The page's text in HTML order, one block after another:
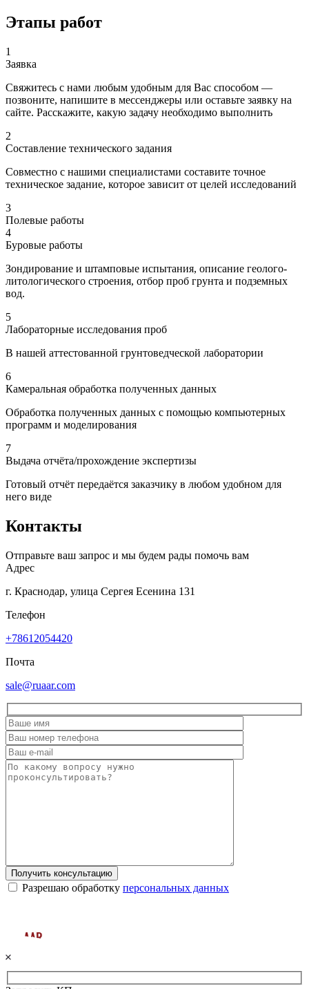
Этапы работ
1
Заявка
Свяжитесь с нами любым удобным для Вас способом —
позвоните, напишите в мессенджеры или оставьте заявку на
сайте. Расскажите, какую задачу необходимо выполнить
2
Составление технического задания
Совместно с нашими специалистами составите точное
техническое задание, которое зависит от целей исследований
3
Полевые работы
4
Буровые работы
Зондирование и штамповые испытания, описание геолого-
литологического строения, отбор проб грунта и подземных
вод.
5
Лабораторные исследования проб
В нашей аттестованной грунтоведческой лаборатории
6
Камеральная обработка полученных данных
Обработка полученных данных с помощью компьютерных
программ и моделирования
7
Выдача отчёта/прохождение экспертизы
Готовый отчёт передаётся заказчику в любом удобном для
него виде
Контакты
Отправьте ваш запрос и мы будем рады помочь вам
Адрес
г. Краснодар, улица Сергея Есенина 131
Телефон
+78612054420
Почта
sale@ruaar.com
Получить консультацию
Разрешаю обработку персональных данных